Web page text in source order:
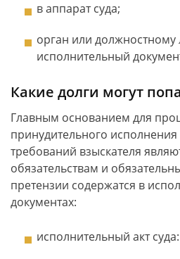
в аппарат суда;
орган или
исполнительный
Какие долги могут
Главным основанием для
принудительного
требований взыскателя
обязательствам и
претензии содержатся в
документах:
исполнительный акт